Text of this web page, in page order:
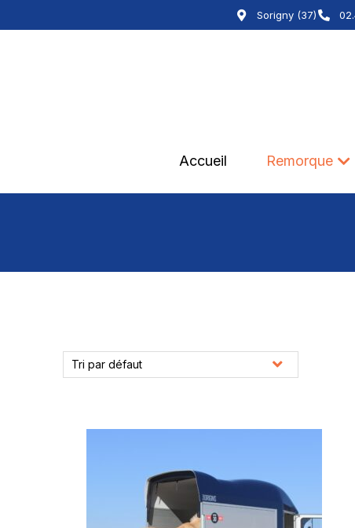
Sorigny (37)
Accueil Remorque
Tri par défaut